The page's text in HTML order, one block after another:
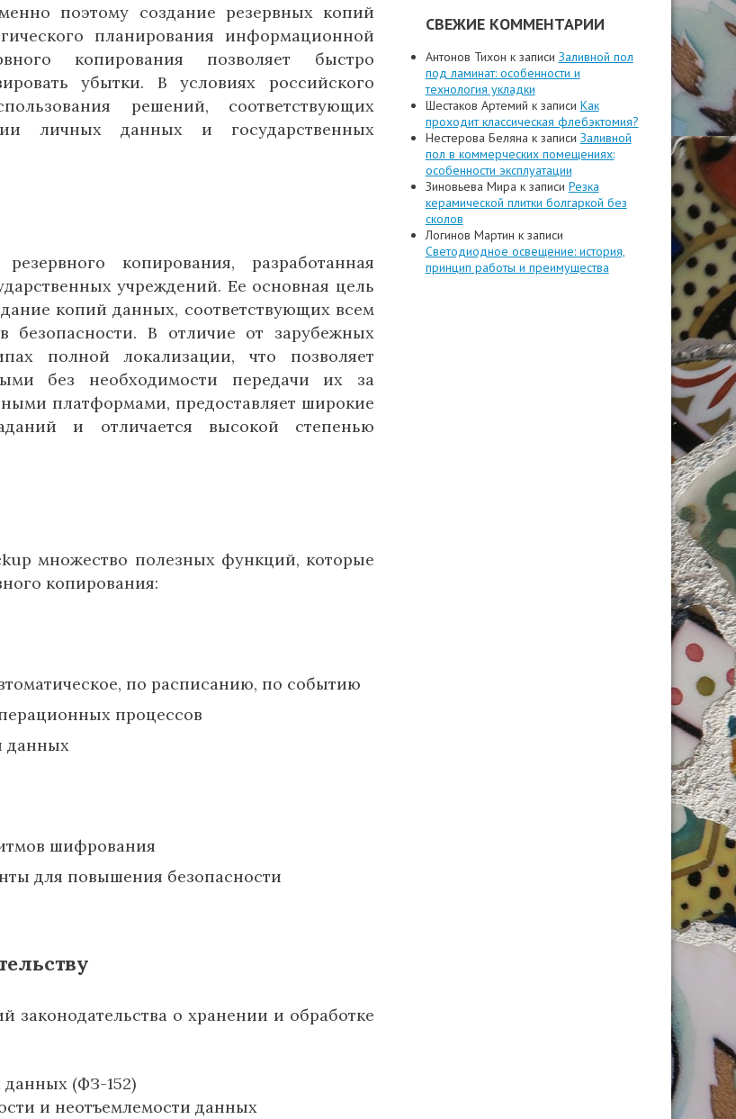
поэтому создание резервных копий
планирования информационной
копирования позволяет быстро
убытки. В условиях российского
решений, соответствующих
личных данных и государственных
копирования, разработанная
учреждений. Ее основная цель
копий данных, соответствующих всем
безопасности. В отличие от зарубежных
полной локализации, что позволяет
без необходимости передачи их за
платформами, предоставляет широкие
и отличается высокой степенью
множество полезных функций, которые
копирования:
по расписанию, по событию
процессов
данных
шифрования
для повышения безопасности
законодательства о хранении и обработке
данных (ФЗ-152)
и неотъемлемости данных
СВЕЖИЕ КОММЕНТАРИИ
Антонов Тихон к записи Заливной пол
под ламинат: особенности и
технология укладки
Шестаков Артемий к записи Как
проходит классическая флебэктомия?
Нестерова Беляна к записи Заливной
пол в коммерческих помещениях:
особенности эксплуатации
Зиновьева Мира к записи Резка
керамической плитки болгаркой без
сколов
Логинов Мартин к записи
Светодиодное освещение: история,
принцип работы и преимущества